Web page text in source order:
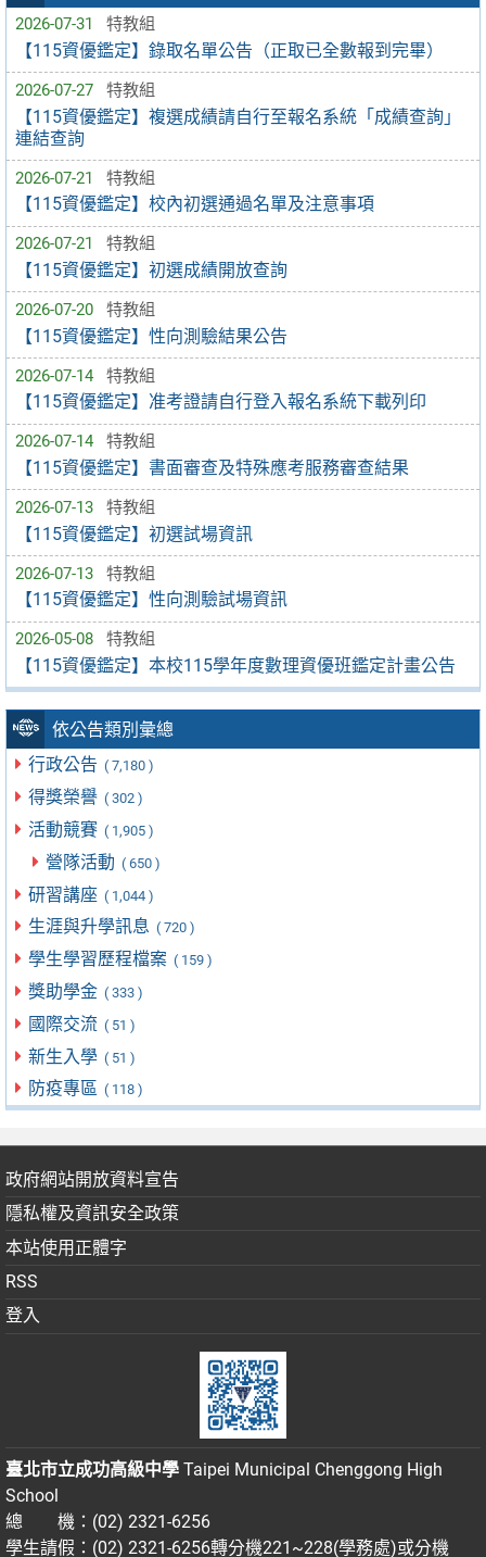
2026-07-31 特教組
【115資優鑑定】錄取名單公告（正取已全數報到完畢）
2026-07-27 特教組
【115資優鑑定】複選成績請自行至報名系統「成績查詢」
連結查詢
2026-07-21 特教組
【115資優鑑定】校內初選通過名單及注意事項
2026-07-21 特教組
【115資優鑑定】初選成績開放查詢
2026-07-20 特教組
【115資優鑑定】性向測驗結果公告
2026-07-14 特教組
【115資優鑑定】准考證請自行登入報名系統下載列印
2026-07-14 特教組
【115資優鑑定】書面審查及特殊應考服務審查結果
2026-07-13 特教組
【115資優鑑定】初選試場資訊
2026-07-13 特教組
【115資優鑑定】性向測驗試場資訊
2026-05-08 特教組
【115資優鑑定】本校115學年度數理資優班鑑定計畫公告
依公告類別彙總
行政公告 ( 7,180 )
得獎榮譽 ( 302 )
活動競賽 ( 1,905 )
營隊活動 ( 650 )
研習講座 ( 1,044 )
生涯與升學訊息 ( 720 )
學生學習歷程檔案 ( 159 )
獎助學金 ( 333 )
國際交流 ( 51 )
新生入學 ( 51 )
防疫專區 ( 118 )
政府網站開放資料宣告
隱私權及資訊安全政策
本站使用正體字
RSS
登入
臺北市立成功高級中學 Taipei Municipal Chenggong High
School
總 機：(02) 2321-6256
學生請假：(02) 2321-6256轉分機221~228(學務處)或分機